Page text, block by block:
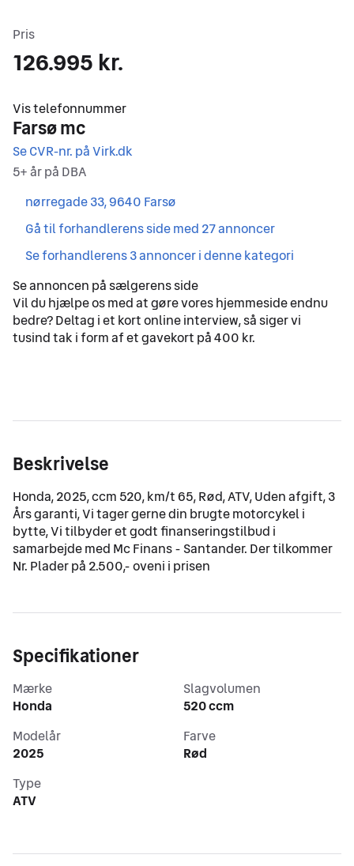
Pris
126.995 kr.
,
nørregade 33, 9640 Farsø
Gå til forhandlerens side med 27 annoncer
Se forhandlerens 3 annoncer i denne kategori
Vil du hjælpe os med at gøre vores hjemmeside endnu
bedre? Deltag i et kort online interview, så siger vi
tusind tak i form af et gavekort på 400 kr.
Beskrivelse
Honda, 2025, ccm 520, km/t 65, Rød, ATV, Uden afgift, 3
Års garanti, Vi tager gerne din brugte motorcykel i
bytte, Vi tilbyder et godt finanseringstilbud i
samarbejde med Mc Finans - Santander. Der tilkommer
Nr. Plader på 2.500,- oveni i prisen
Specifikationer
Mærke
Honda
Modelår
2025
Type
ATV
Slagvolumen
520 ccm
Farve
Rød